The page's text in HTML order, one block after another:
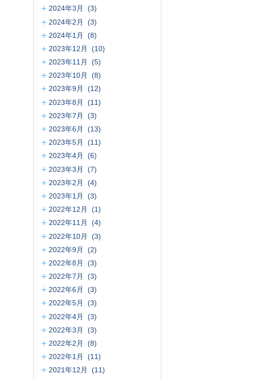
2024年3月 (3)
2024年2月 (3)
2024年1月 (8)
2023年12月 (10)
2023年11月 (5)
2023年10月 (8)
2023年9月 (12)
2023年8月 (11)
2023年7月 (3)
2023年6月 (13)
2023年5月 (11)
2023年4月 (6)
2023年3月 (7)
2023年2月 (4)
2023年1月 (3)
2022年12月 (1)
2022年11月 (4)
2022年10月 (3)
2022年9月 (2)
2022年8月 (3)
2022年7月 (3)
2022年6月 (3)
2022年5月 (3)
2022年4月 (3)
2022年3月 (3)
2022年2月 (8)
2022年1月 (11)
2021年12月 (11)